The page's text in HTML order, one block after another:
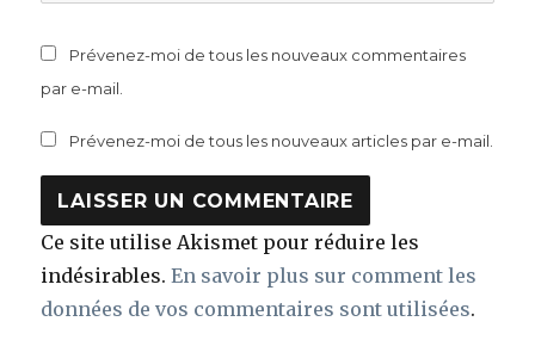
Prévenez-moi de tous les nouveaux commentaires
par e-mail.
Prévenez-moi de tous les nouveaux articles par e-mail.
Ce site utilise Akismet pour réduire les
indésirables.En savoir plus sur comment les
données de vos commentaires sont utilisées.